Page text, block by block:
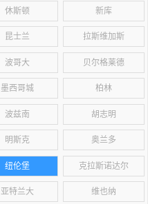
休斯顿 新库
昆士兰 拉斯维加斯
波哥大 贝尔格莱德
墨西哥城 柏林
波兹南 胡志明
明斯克 奥兰多
纽伦堡 克拉斯诺达尔
亚特兰大 维也纳